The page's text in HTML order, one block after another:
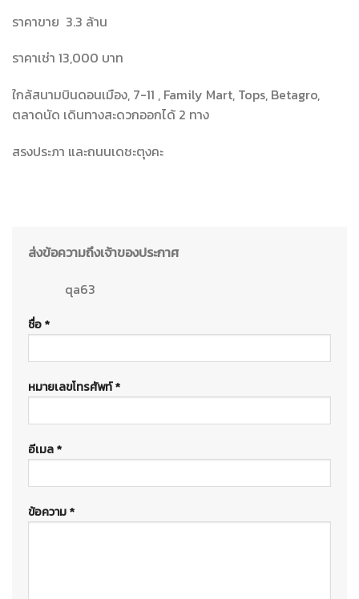
ราคาขาย 3.3 ล้าน
ราคาเช่า 13,000 บาท
ใกล้สนามบินดอนเมือง, 7-11 , Family Mart, Tops, Betagro,
ตลาดนัด เดินทางสะดวกออกได้ 2 ทาง
สรงประภา และถนนเดชะตุงคะ
ส่งข้อความถึงเจ้าของประกาศ
qa63
ชื่อ *
หมายเลขโทรศัพท์ *
อีเมล *
ข้อความ *